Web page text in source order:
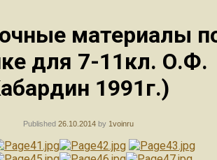
материалы
для 7-11кл. О.Ф.
1991г.)
Published 26.10.2014by 1voinru